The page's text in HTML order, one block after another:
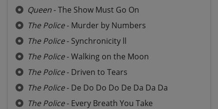
Queen- The Show Must Go On
The Police- Murder by Numbers
The Police- Synchronicity ll
The Police- Walking on the Moon
The Police- Driven to Tears
The Police- De Do Do Do De Da Da Da
The Police- Every Breath You Take